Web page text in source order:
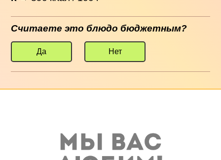
Считаете это блюдо бюджетным?
Да Нет